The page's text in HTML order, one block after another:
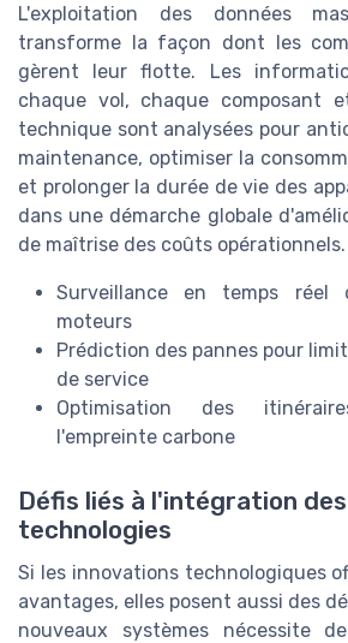
L'exploitation des données
transforme la façon dont les
gèrent leur flotte. Les
chaque vol, chaque composant
technique sont analysées pour
maintenance, optimiser la
et prolonger la durée de vie des
dans une démarche globale
de maîtrise des coûts opérationnels.
Surveillance en temps réel
moteurs
Prédiction des pannes pour
de service
Optimisation des
l'empreinte carbone
Défis liés à l'intégration
technologies
Si les innovations technologiques
avantages, elles posent aussi des
nouveaux systèmes nécessite